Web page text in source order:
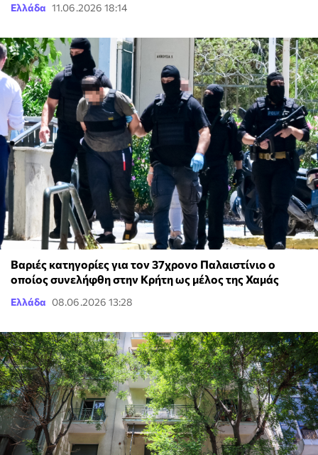
Ελλάδα 11.06.2026 18:14
Βαριές κατηγορίες για τον 37χρονο Παλαιστίνιο ο
οποίος συνελήφθη στην Κρήτη ως μέλος της Χαμάς
Ελλάδα 08.06.2026 13:28